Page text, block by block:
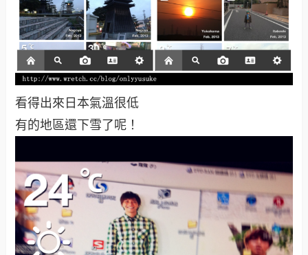
看得出來日本氣溫很低
有的地區還下雪了呢！